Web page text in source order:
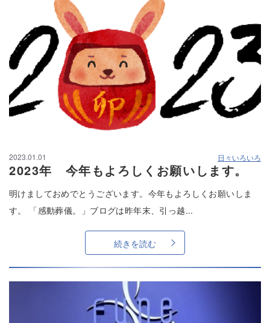
2023.01.01 日々いろいろ
2023年 今年もよろしくお願いします。
明けましておめでとうございます。今年もよろしくお願いしま
す。 「感動葬儀。」ブログは昨年末、引っ越...
続きを読む